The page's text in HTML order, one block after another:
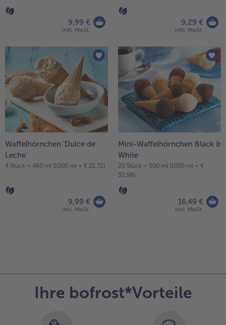
9,99 €
inkl. MwSt.
9,29 €
inkl. MwSt.
Waffelhörnchen 'Dulce de
Leche'
4 Stück = 460 ml (1000 ml = € 21,72)
9,99 €
inkl. MwSt.
Mini-Waffelhörnchen Black &
White
20 Stück = 500 ml (1000 ml = €
32,98)
16,49 €
inkl. MwSt.
der
Ihre bofrost*Vorteile